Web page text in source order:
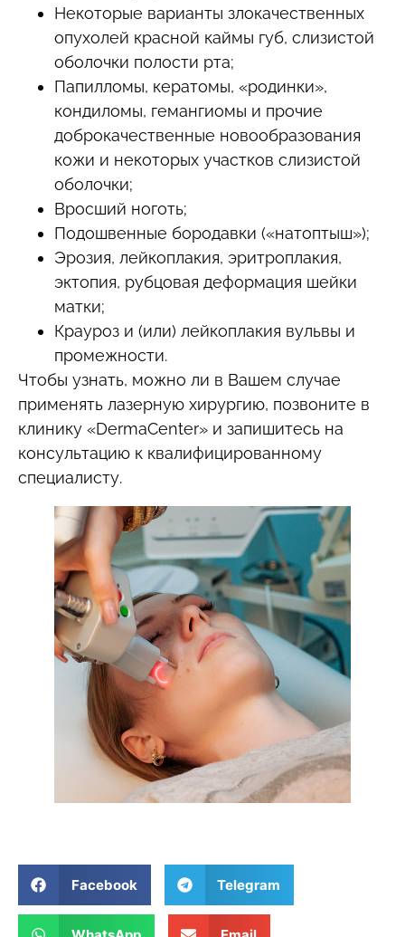
Некоторые варианты злокачественных
опухолей красной каймы губ, слизистой
оболочки полости рта;
Папилломы, кератомы, «родинки»,
кондиломы, гемангиомы и прочие
доброкачественные новообразования
кожи и некоторых участков слизистой
оболочки;
Вросший ноготь;
Подошвенные бородавки («натоптыш»);
Эрозия, лейкоплакия, эритроплакия,
эктопия, рубцовая деформация шейки
матки;
Крауроз и (или) лейкоплакия вульвы и
промежности.
Чтобы узнать, можно ли в Вашем случае
применять лазерную хирургию, позвоните в
клинику «DermaCenter» и запишитесь на
консультацию к квалифицированному
специалисту.
Facebook Telegram